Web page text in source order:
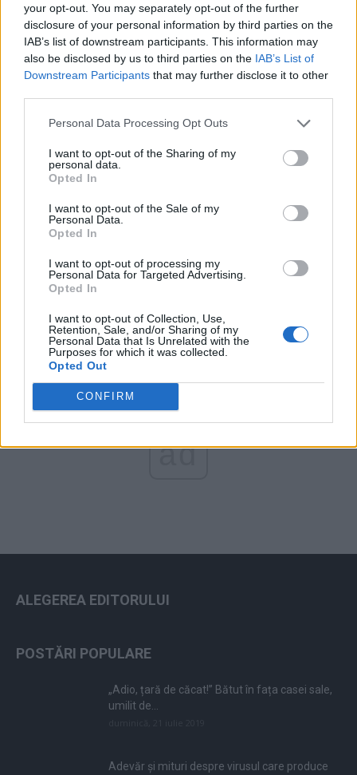
your opt-out. You may separately opt-out of the further
disclosure of your personal information by third parties on the
IAB’s list of downstream participants. This information may
also be disclosed by us to third parties on the IAB’s List of
Downstream Participants that may further disclose it to other
Personal Data Processing Opt Outs
I want to opt-out of the Sharing of my
personal data.
Opted In
I want to opt-out of the Sale of my
Personal Data.
Opted In
I want to opt-out of processing my
Personal Data for Targeted Advertising.
Opted In
I want to opt-out of Collection, Use,
Retention, Sale, and/or Sharing of my
Personal Data that Is Unrelated with the
Purposes for which it was collected.
Opted Out
CONFIRM
PDF (Lazarus)
PUSL (D. Voiculescu)
PNȚCD (Pavelescu)
PNCR (Terheș)
România pe Primul Loc (Ponta)
Altul
Arhiva sondajelor
ad
ALEGEREA EDITORULUI
POSTĂRI POPULARE
„Adio, țară de căcat!” Bătut în fața casei sale,
umilit de...
Adevăr și mituri despre virusul care produce